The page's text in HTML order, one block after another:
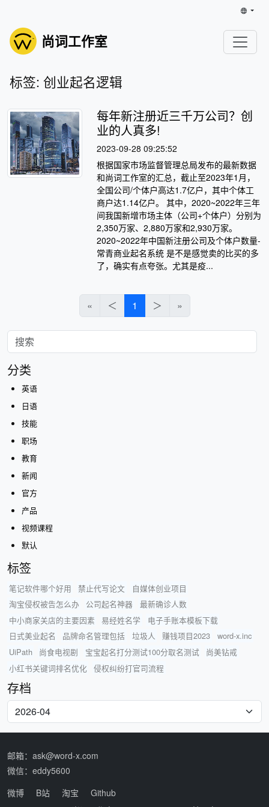
尚词工作室
标签: 创业起名逻辑
每年新注册近三千万公司？创
业的人真多!
2023-09-28 09:25:52
根据国家市场监督管理总局发布的最新数据
和尚词工作室的汇总，截止至2023年1月，
全国公司/个体户高达1.7亿户，其中个体工
商户达1.14亿户。 其中，2020~2022年三年
间我国新增市场主体（公司+个体户）分别为
2,350万家、2,880万家和2,930万家。
2020~2022年中国新注册公司及个体户数量-
常青商业起名系统 是不是感觉卖的比买的多
了，确实有点夸张。尤其是疫...
« ＜ 1 ＞ »
分类
英语
日语
技能
职场
教育
新闻
官方
产品
视频课程
默认
标签
笔记软件哪个好用 禁止代写论文
自媒体创业项目
淘宝侵权被告怎么办
公司起名神器
最新确诊人数
中小商家关店的主要因素
易经姓名学
电子手账本模板下载
日式美业起名
品牌命名管理包括 垃圾人 赚钱项目2023
word-x.inc
UiPath
尚食电视剧 宝宝起名打分测试100分取名测试
尚美钻戒
小红书关键词排名优化
侵权纠纷打官司流程
存档
邮箱：ask@word-x.com
微信：eddy5600
微博
B站 淘宝
Github